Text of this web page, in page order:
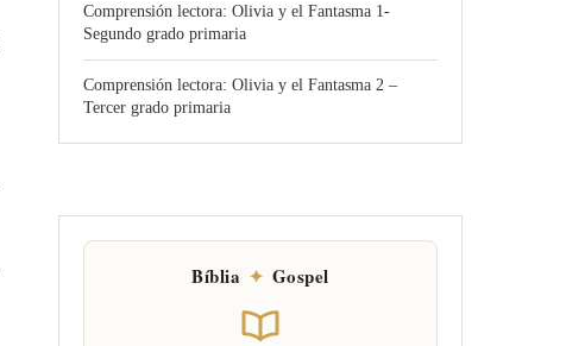
Comprensión lectora: Olivia y el Fantasma 1-
Segundo grado primaria
Comprensión lectora: Olivia y el Fantasma 2 –
Tercer grado primaria
Bíblia ✦ Gospel